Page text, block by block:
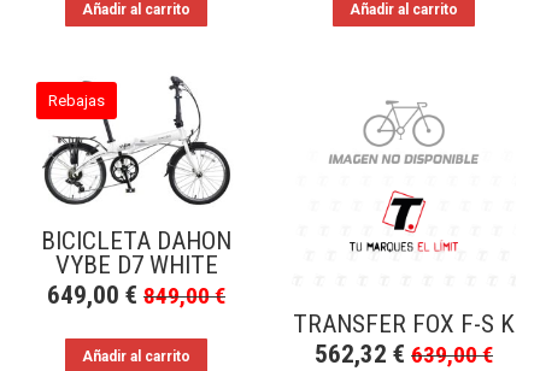
Añadir al carrito Añadir al carrito
Rebajas
BICICLETA DAHON
VYBE D7 WHITE
649,00 € 849,00€
Añadir al carrito
TRANSFER FOX F-S K
562,32 € 639,00€